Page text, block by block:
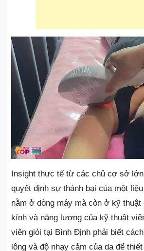
Insight thực tế từ các chủ cơ sở
quyết định sự thành bại của một
nằm ở dòng máy mà còn ở kỹ thuật
kính và năng lượng của kỹ thuật
viên giỏi tại Bình Định phải biết
lông và độ nhạy cảm của da để